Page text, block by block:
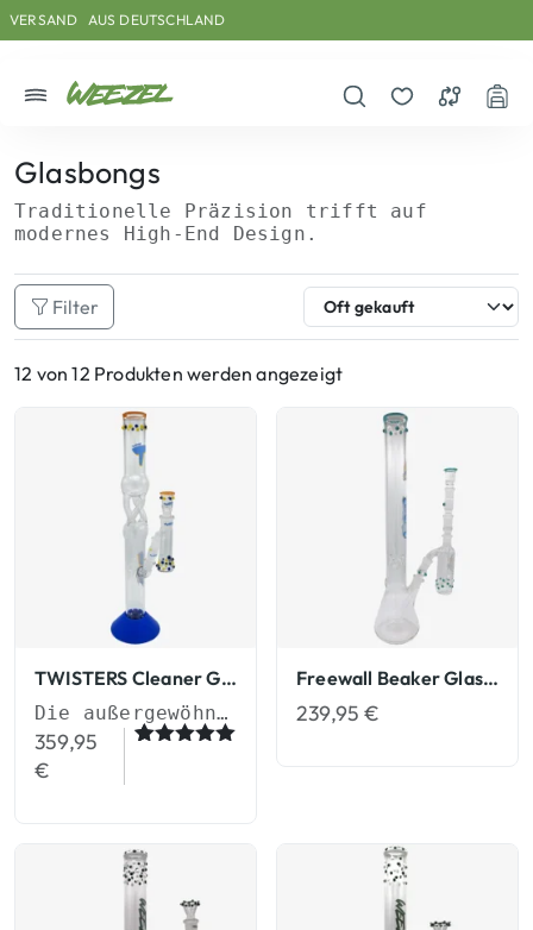
Skip to main content
Direkt zum Inhalt
Weiter zum Footer
VERSAND AUS DEUTSCHLAND
Glasbongs
Traditionelle Präzision trifft auf
modernes High-End Design.
Filter
12 von 12 Produkten werden angezeigt
TWISTERS Cleaner Glasbongs
Die außergewöhnliche Glasbong
359,95
€
Kundenbew
ertungen
Freewall Beaker Glasbongs
239,95€